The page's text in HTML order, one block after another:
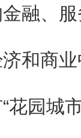
融、
和商
花园城